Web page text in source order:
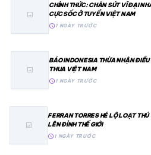
image
CHÍNH THỨC: CHÂN SÚT VĨ ĐẠI
CỰC SỐC Ở TUYỂN VIỆT NAM
schedule1 NGÀY TRƯỚC
image
BÁO INDONESIA THỪA NHẬN
THUA VIỆT NAM
schedule1 NGÀY TRƯỚC
image
FERRAN TORRES HÉ LỘ LOẠT THÚ
LÊN ĐỈNH THẾ GIỚI
schedule1 NGÀY TRƯỚC